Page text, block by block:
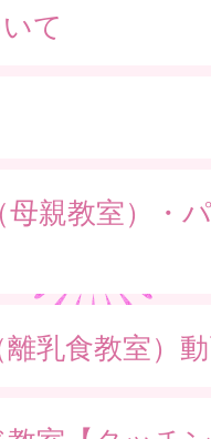
て
親教室）・
乳食教室）